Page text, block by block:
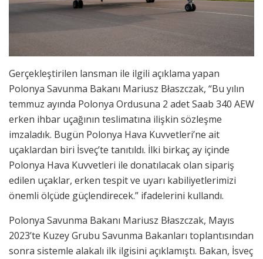
Gerçekleştirilen lansman ile ilgili açıklama yapan
Polonya Savunma Bakanı Mariusz Błaszczak, “Bu yılın
temmuz ayında Polonya Ordusuna 2 adet Saab 340 AEW
erken ihbar uçağının teslimatına ilişkin sözleşme
imzaladık. Bugün Polonya Hava Kuvvetleri’ne ait
uçaklardan biri İsveç’te tanıtıldı. İlki birkaç ay içinde
Polonya Hava Kuvvetleri ile donatılacak olan sipariş
edilen uçaklar, erken tespit ve uyarı kabiliyetlerimizi
önemli ölçüde güçlendirecek.” ifadelerini kullandı.
Polonya Savunma Bakanı Mariusz Błaszczak, Mayıs
2023’te Kuzey Grubu Savunma Bakanları toplantısından
sonra sistemle alakalı ilk ilgisini açıklamıştı. Bakan, İsveç